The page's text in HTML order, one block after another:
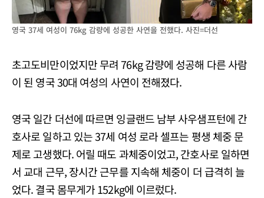
영국 37세 여성이 76kg 감량에 성공한 사연을 전했다. 사진=더선
초고도비만이었지만 무려 76kg 감량에 성공해 다른 사람
이 된 영국 30대 여성의 사연이 전해졌다.
영국 일간 더선에 따르면 잉글랜드 남부 사우샘프턴에 간
호사로 일하고 있는 37세 여성 로라 셀프는 평생 체중 문
제로 고생했다. 어릴 때도 과체중이었고, 간호사로 일하면
서 교대 근무, 장시간 근무를 지속해 체중이 더 급격히 늘
었다. 결국 몸무게가 152kg에 이르렀다.